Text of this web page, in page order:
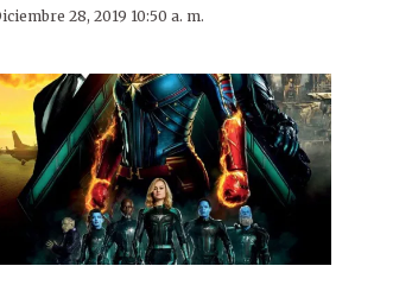
28, 2019 10:50 a. m.